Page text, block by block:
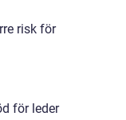
risk för
för leder